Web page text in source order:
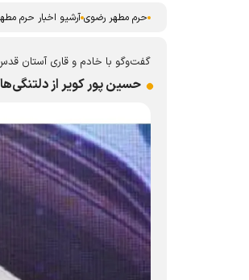
حرم مطهر رضوی آرشیو اخبار حرم
‏گفت‌و‌گو با خادم و قاری آستان
حسین پور کویر از